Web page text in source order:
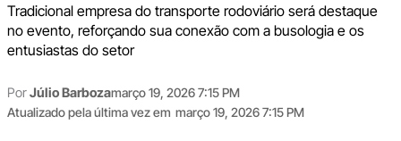
Tradicional empresa do transporte rodoviário será destaque
no evento, reforçando sua conexão com a busologia e os
entusiastas do setor
PorJúlio Barbozamarço 19, 2026 7:15 PM
Atualizado pela última vez em março 19, 2026 7:15 PM